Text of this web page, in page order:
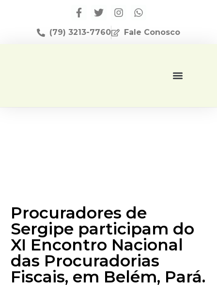
(79) 3213-7760 Fale Conosco
Procuradores de
Sergipe participam do
XI Encontro Nacional
das Procuradorias
Fiscais, em Belém, Pará.